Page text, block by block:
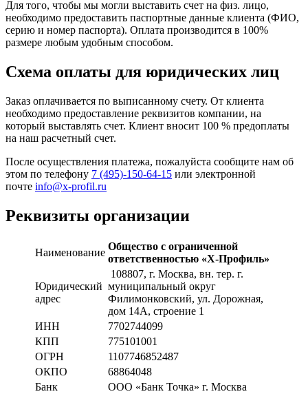
Для того, чтобы мы могли выставить счет на физ. лицо,
необходимо предоставить паспортные данные клиента (ФИО,
серию и номер паспорта). Оплата производится в 100%
размере любым удобным способом.
Схема оплаты для юридических лиц
Заказ оплачивается по выписанному счету. От клиента
необходимо предоставление реквизитов компании, на
который выставлять счет. Клиент вносит 100 % предоплаты
на наш расчетный счет.
После осуществления платежа, пожалуйста сообщите нам об
этом по телефону 7 (495)-150-64-15 или электронной
почте info@x-profil.ru
Реквизиты организации
Наименование
Общество с ограниченной
ответственностью «Х-Профиль»
Юридический
адрес
108807, г. Москва, вн. тер. г.
муниципальный округ
Филимонковский, ул. Дорожная,
дом 14А, строение 1
ИНН
7702744099
КПП
775101001
ОГРН
1107746852487
ОКПО
68864048
Банк
ООО «Банк Точка» г. Москва